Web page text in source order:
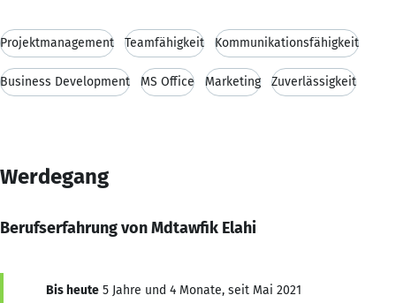
Projektmanagement Teamfähigkeit Kommunikationsfähigkeit
Business Development MS Office Marketing Zuverlässigkeit
Werdegang
Berufserfahrung von Mdtawfik Elahi
Bis heute 5 Jahre und 4 Monate, seit Mai 2021